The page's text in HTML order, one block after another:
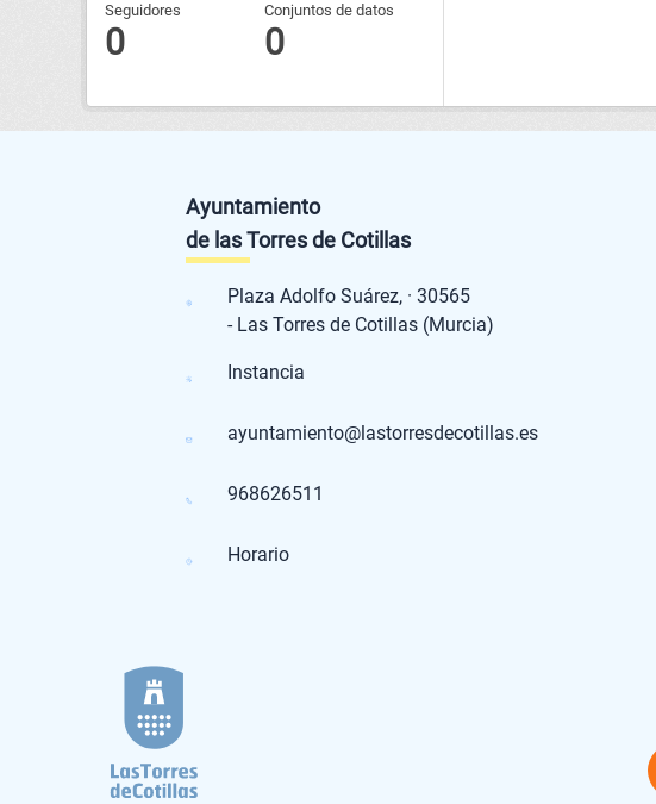
Seguidores
0
Conjuntos de datos
0
Ayuntamiento
de las Torres de Cotillas
Plaza Adolfo Suárez, · 30565
- Las Torres de Cotillas (Murcia)
Instancia
ayuntamiento@lastorresdecotillas.es
968626511
Horario